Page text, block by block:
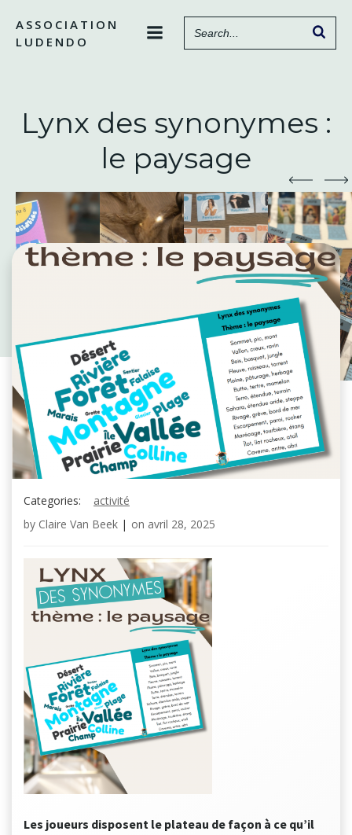
contenu
ASSOCIATION
LUDENDO
Lynx des synonymes :
le paysage
Categories:
activité
by Claire Van Beek | on avril 28, 2025
Les joueurs disposent le plateau de façon à ce qu’il